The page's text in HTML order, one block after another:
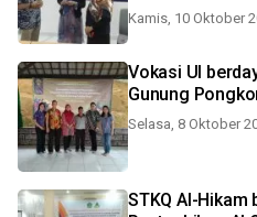
Kamis, 10 Oktober
Vokasi UI
Gunung
Selasa, 8 Oktober
STKQ Al-Hikam